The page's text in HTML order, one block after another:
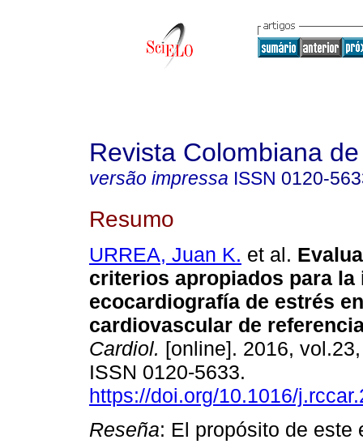
Revista Colombiana
versão impressa ISSN 0120-
Resumo
URREA, Juan K. et al.
criterios apropiados para la
ecocardiografía de estrés
cardiovascular de
Cardiol. [online]. 2016,
ISSN 0120-5633.
https://doi.org/10.1016/
Reseña: El propósito de este